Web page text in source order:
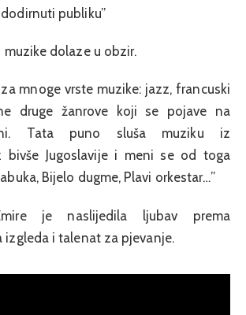
publiku”
muzike dolaze u obzir.
mnoge vrste muzike: jazz, francuski
druge žanrove koji se pojave na
Tata puno sluša muziku iz
bivše Jugoslavije i meni se od toga
Bijelo dugme, Plavi orkestar…”
je naslijedila ljubav prema
izgleda i talenat za pjevanje.